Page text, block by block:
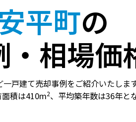
平町の
・相場価
戸建て売却事例をご紹介いたします
積は410m2、 平均築年数は36年と